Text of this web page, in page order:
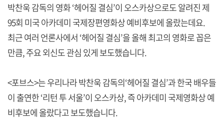
박찬욱 감독의 영화 ‘헤어질 결심’이 오스카상으로도 알려진 제
95회 미국 아카데미 국제장편영화상 예비후보에 올랐는데요.
최근 여러 언론사에서 ‘헤어질 결심’을 올해 최고의 영화로 꼽은
만큼, 주요 외신도 관심 있게 보도했습니다.
<포브스>는 우리나라 박찬욱 감독의‘헤어질 결심’과 한국 배우들
이 출연한 ‘리턴 투 서울’이 오스카상, 즉 아카데미 국제영화상 예
비후보에 올랐다고 보도했습니다.